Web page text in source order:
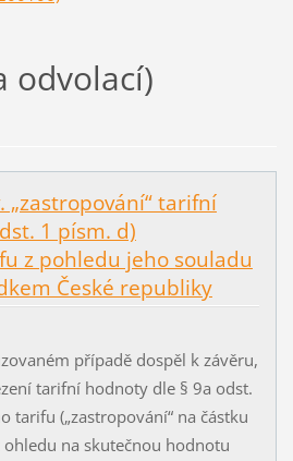
odvolací)
„zastropování“ tarifní
1 písm. d)
z pohledu jeho souladu
České republiky
případě dospěl k závěru,
tarifní hodnoty dle § 9a odst.
tarifu („zastropování“ na částku
na skutečnou hodnotu